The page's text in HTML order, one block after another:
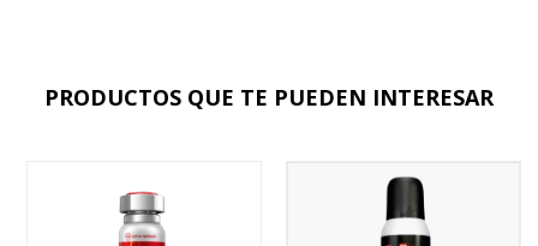
PRODUCTOS QUE TE PUEDEN INTERESAR